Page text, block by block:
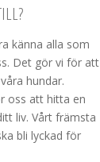
känna alla som
Det gör vi för att
hundar.
oss att hitta en
liv. Vårt främsta
bli lyckad för